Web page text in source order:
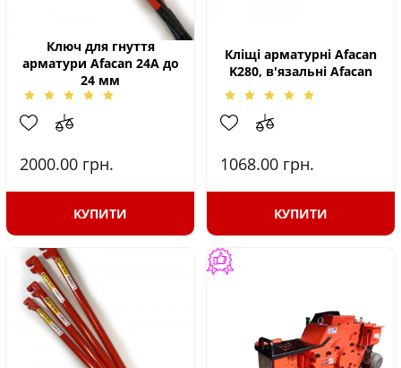
Ключ для гнуття
арматури Afacan 24А до
24 мм
2000.00 грн.
КУПИТИ
Кліщі арматурні Afacan
K280, в'язальні Afacan
1068.00 грн.
КУПИТИ